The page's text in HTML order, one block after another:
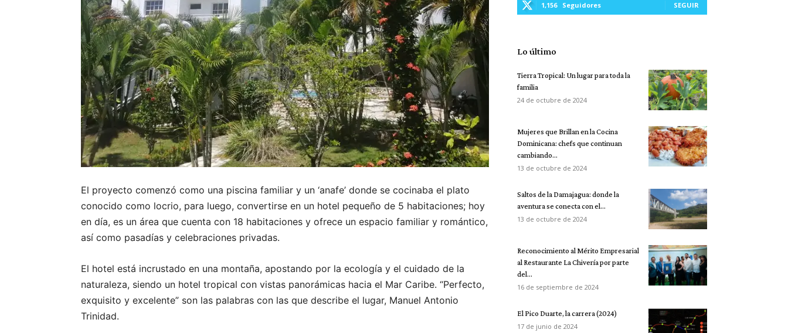
El proyecto comenzó como una piscina familiar y un ‘anafe’ donde se cocinaba el plato
conocido como locrio, para luego, convertirse en un hotel pequeño de 5 habitaciones; hoy
en día, es un área que cuenta con 18 habitaciones y ofrece un espacio familiar y romántico,
así como pasadías y celebraciones privadas.
El hotel está incrustado en una montaña, apostando por la ecología y el cuidado de la
naturaleza, siendo un hotel tropical con vistas panorámicas hacia el Mar Caribe. “Perfecto,
exquisito y excelente” son las palabras con las que describe el lugar, Manuel Antonio
Trinidad.
1,156 Seguidores SEGUIR
Lo último
Tierra Tropical: Un lugar para toda la
familia
24 de octubre de 2024
Mujeres que Brillan en la Cocina
Dominicana: chefs que continuan
cambiando...
13 de octubre de 2024
Saltos de la Damajagua: donde la
aventura se conecta con el...
13 de octubre de 2024
Reconocimiento al Mérito Empresarial
al Restaurante La Chivería por parte
del...
16 de septiembre de 2024
El Pico Duarte, la carrera (2024)
17 de junio de 2024